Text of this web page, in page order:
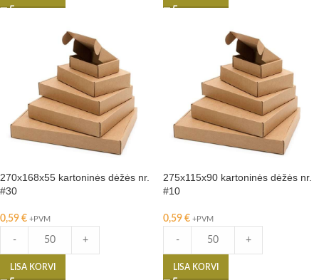
270x168x55 kartoninės dėžės nr.
#30
0,59 € +PVM
- +
LISA KORVI
275x115x90 kartoninės dėžės nr.
#10
0,59 € +PVM
- +
LISA KORVI